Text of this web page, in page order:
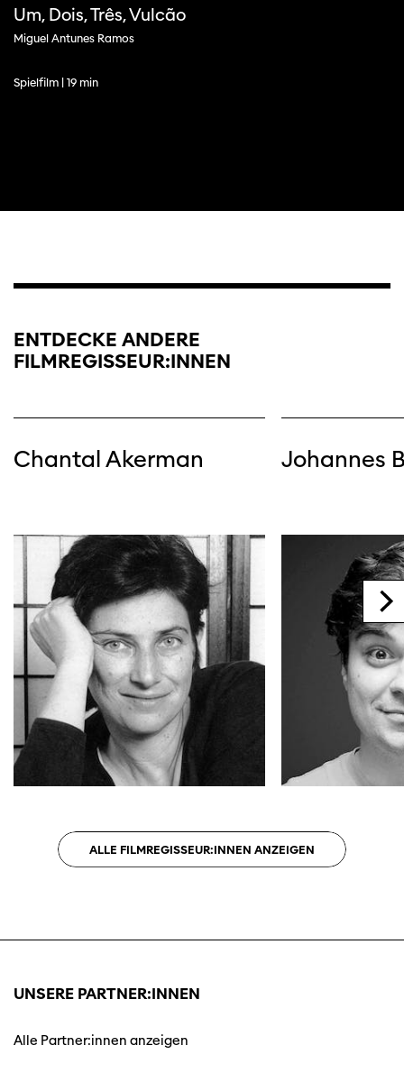
Um, Dois, Três, Vulcão
Miguel Antunes Ramos
Spielfilm | 19 min
ENTDECKE ANDERE
FILMREGISSEUR:INNEN
ALLE FILMREGISSEUR:INNEN ANZEIGEN
Chantal Akerman Johannes
UNSERE PARTNER:INNEN
Alle Partner:innen anzeigen